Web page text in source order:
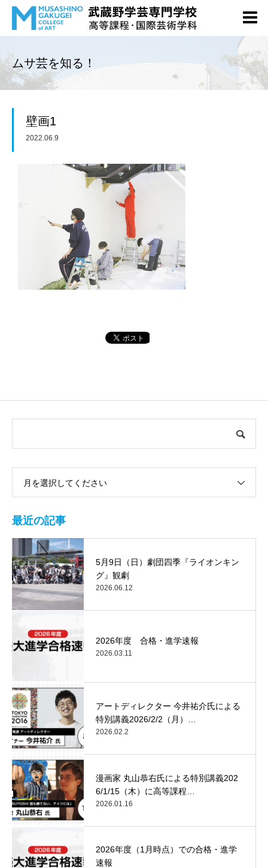
ムサ芸を知る！
壁画1
2022.06.9
月を選択してください
最近の記事
5月9日（日）劇団四季『ライオンキン
グ』観劇
2026.06.12
2026年度 合格・進学速報
2026.03.11
アートディレクター 今井祐介氏による
特別講義2026/2/2（月）…
2026.02.2
漫画家 丸山恭右氏による特別講義202
6/1/15（木）に高等課程…
2026.01.16
2026年度（1月時点）での合格・進学
速報